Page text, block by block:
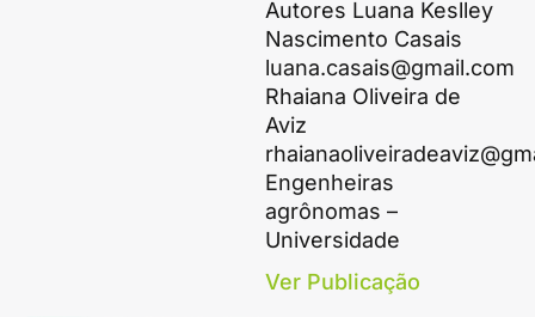
Autores Luana Keslley
Nascimento Casais
luana.casais@gmail.com
Rhaiana Oliveira de
Aviz
Engenheiras
agrônomas –
Universidade
Ver Publicação